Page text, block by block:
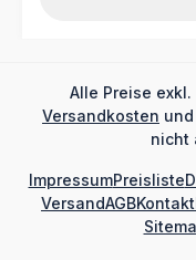
Anpassung an Ihre
eine klare und
verbessern Sie Ihre
- Karton mit
webbasierte
umfangreiche
Druckservice nach
Alle Preise
Versandkosten
nicht
ImpressumPreisliste
VersandAGBKontakt